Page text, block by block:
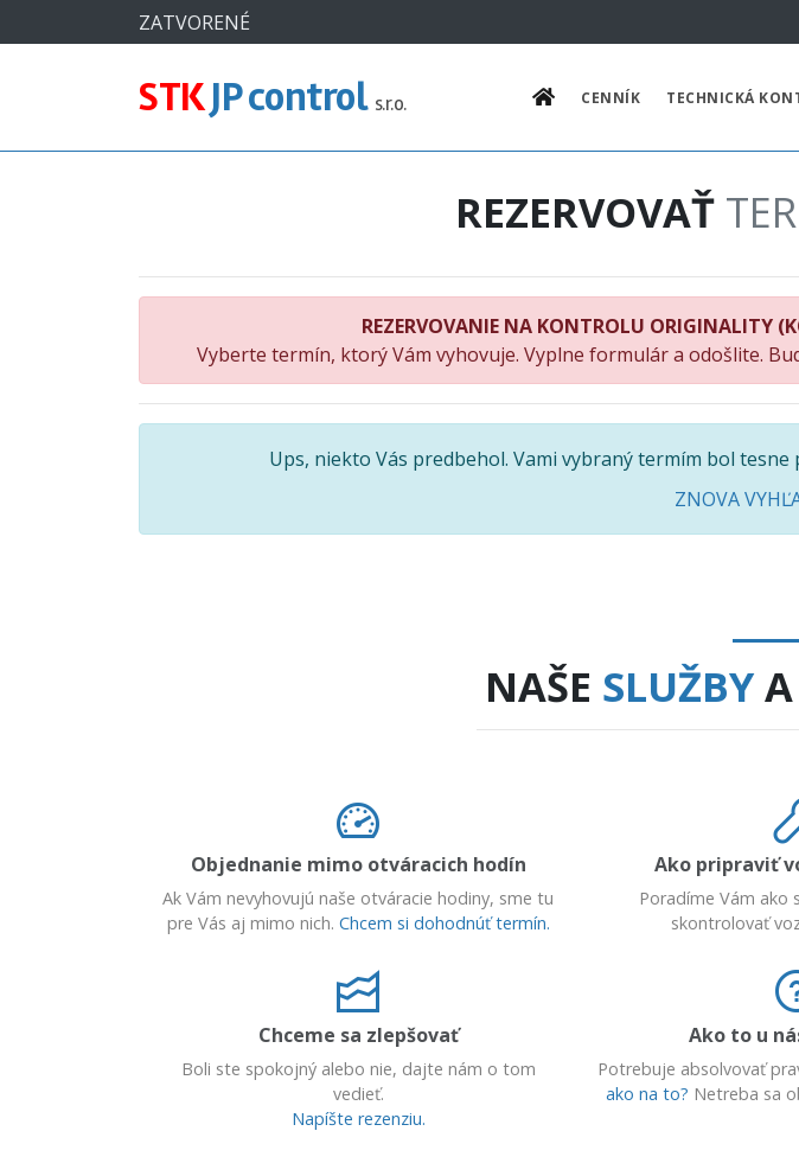
ZATVORENÉ
STKJP control s.r.o. CENNÍK TECHNICKÁ
REZERVOVAŤ
REZERVOVANIE NA KONTROLU ORIGINALITY
Vyberte termín, ktorý Vám vyhovuje. Vyplne formulár a odošlite.
Ups, niekto Vás predbehol. Vami vybraný termím bol
ZNOVA
NAŠE SLUŽBYA
Objednanie mimo otváracich hodín
Ak Vám nevyhovujú naše otváracie hodiny, sme tu
pre Vás aj mimo nich. Chcem si dohodnúť termín.
Ako pripraviť
Poradíme Vám ako
skontrolovať
Chceme sa zlepšovať
Boli ste spokojný alebo nie, dajte nám o tom
vedieť.
Napíšte rezenziu.
Ako to u
Potrebuje absolvovať
ako na to? Netreba sa